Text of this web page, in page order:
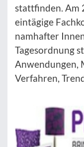
stattfinden. Am
eintägige
namhafter
Tagesordnung
Anwendungen,
Verfahren,